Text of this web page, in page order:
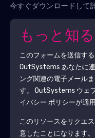
今すぐダウンロードして
もっと知る
このフォームを送信す
OutSystems あなたに
ング関連の電子メール
す。 OutSystems ウェ
イバシー ポリシーが適
このリソースをリクエ
意したことになります